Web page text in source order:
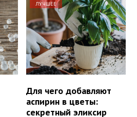
ЛУЧШЕЕ
Для чего добавляют
аспирин в цветы:
секретный эликсир